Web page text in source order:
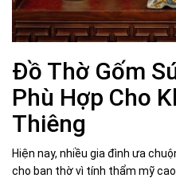
Đồ Thờ Gốm
Phù Hợp Cho
Thiêng
Hiện nay, nhiều gia đình ưa
cho ban thờ vì tính thẩm mỹ